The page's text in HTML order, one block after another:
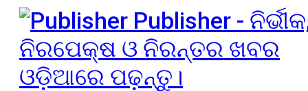
Publisher -
ନିରପେକ୍ଷ ଓ ନିରନ୍ତର ଖବର
ଓଡ଼ିଆରେ ପଢ଼ନ୍ତୁ।